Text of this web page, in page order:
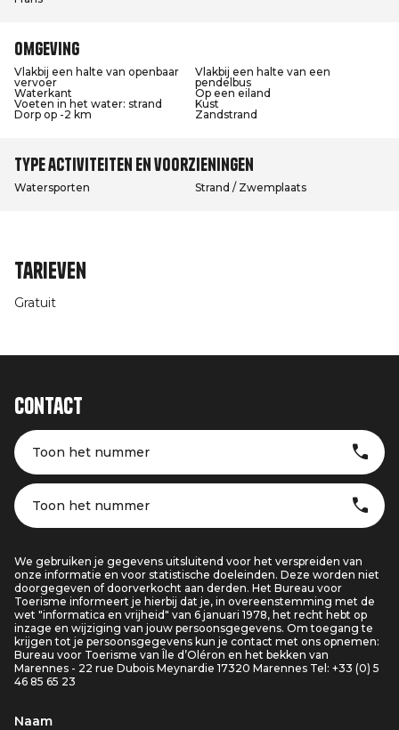
Omgeving
Vlakbij een halte van openbaar
vervoer
Vlakbij een halte van een
pendelbus
Waterkant
Op een eiland
Voeten in het water: strand
Kust
Dorp op -2 km
Zandstrand
Type activiteiten en voorzieningen
Watersporten Strand / Zwemplaats
Tarieven
Gratuit
Contact
Toon het nummer
Toon het nummer
We gebruiken je gegevens uitsluitend voor het verspreiden van
onze informatie en voor statistische doeleinden. Deze worden niet
doorgegeven of doorverkocht aan derden. Het Bureau voor
Toerisme informeert je hierbij dat je, in overeenstemming met de
wet "informatica en vrijheid" van 6 januari 1978, het recht hebt op
inzage en wijziging van jouw persoonsgegevens. Om toegang te
krijgen tot je persoonsgegevens kun je contact met ons opnemen:
Bureau voor Toerisme van Île d’Oléron en het bekken van
Marennes - 22 rue Dubois Meynardie 17320 Marennes Tel: +33 (0) 5
46 85 65 23
Naam